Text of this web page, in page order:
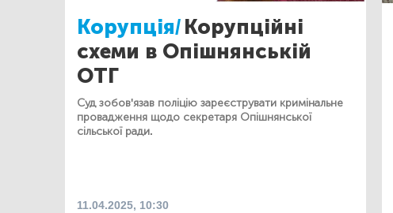
Корупція/Корупційні
схеми в Опішнянській
ОТГ
Суд зобов'язав поліцію зареєструвати кримінальне
провадження щодо секретаря Опішнянської
сільської ради.
11.04.2025, 10:30